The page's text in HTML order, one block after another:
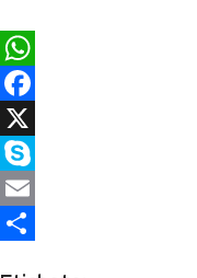
WhatsApp
Facebook
X
Skype
Email